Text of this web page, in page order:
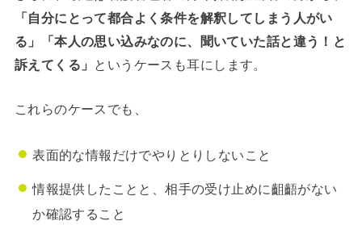
「自分にとって都合よく条件を解釈してしまう人がい
る」「本人の思い込みなのに、聞いていた話と違う！と
訴えてくる」 というケースも耳にします。
これらのケースでも、
表面的な情報だけでやりとりしないこと
情報提供したことと、相手の受け止めに齟齬がない
か確認すること